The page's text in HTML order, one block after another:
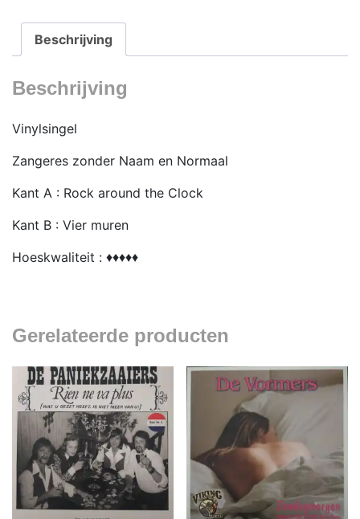
the
Clock
Beschrijving
Beschrijving
Vinylsingel
Zangeres zonder Naam en Normaal
Kant A : Rock around the Clock
Kant B : Vier muren
Hoeskwaliteit : ♦♦♦♦♦
Gerelateerde producten